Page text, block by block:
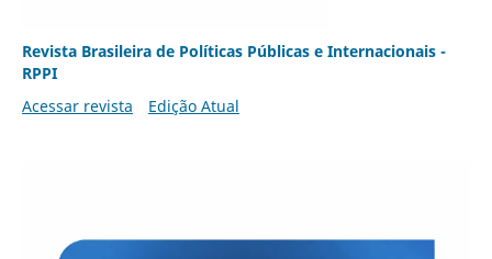
Revista Brasileira de Políticas Públicas e Internacionais -
RPPI
Acessar revista
Edição Atual